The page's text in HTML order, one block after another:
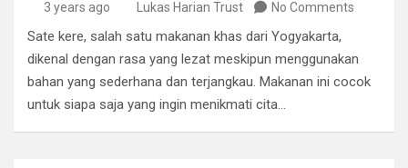
3 years ago Lukas Harian Trust No Comments
Sate kere, salah satu makanan khas dari Yogyakarta,
dikenal dengan rasa yang lezat meskipun menggunakan
bahan yang sederhana dan terjangkau. Makanan ini cocok
untuk siapa saja yang ingin menikmati cita…